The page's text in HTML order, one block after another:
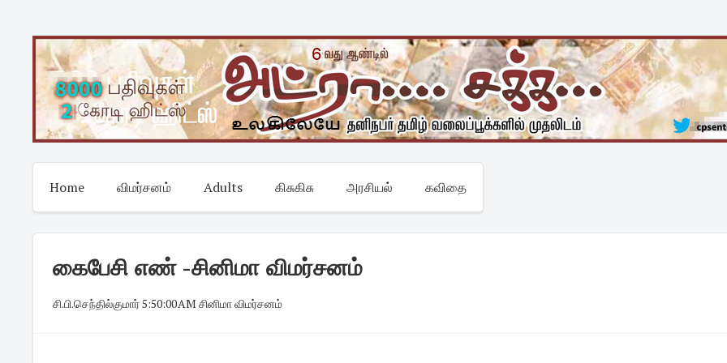
content
Home விமர்சனம் Adults கிசுகிசு அரசியல் கவிதை
கைபேசி எண் -சினிமா விமர்சனம்
சி.பி.செந்தில்குமார்·5:50:00 AM ·சினிமா விமர்சனம்